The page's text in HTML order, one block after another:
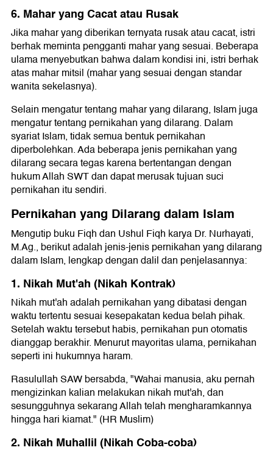
6. Mahar yang Cacat atau Rusak
Jika mahar yang diberikan ternyata rusak atau cacat, istri
berhak meminta pengganti mahar yang sesuai. Beberapa
ulama menyebutkan bahwa dalam kondisi ini, istri berhak
atas mahar mitsil (mahar yang sesuai dengan standar
wanita sekelasnya).
Selain mengatur tentang mahar yang dilarang, Islam juga
mengatur tentang pernikahan yang dilarang. Dalam
syariat Islam, tidak semua bentuk pernikahan
diperbolehkan. Ada beberapa jenis pernikahan yang
dilarang secara tegas karena bertentangan dengan
hukum Allah SWT dan dapat merusak tujuan suci
pernikahan itu sendiri.
Pernikahan yang Dilarang dalam Islam
Mengutip buku Fiqh dan Ushul Fiqh karya Dr. Nurhayati,
M.Ag., berikut adalah jenis-jenis pernikahan yang dilarang
dalam Islam, lengkap dengan dalil dan penjelasannya:
1. Nikah Mut'ah (Nikah Kontrak)
Nikah mut'ah adalah pernikahan yang dibatasi dengan
waktu tertentu sesuai kesepakatan kedua belah pihak.
Setelah waktu tersebut habis, pernikahan pun otomatis
dianggap berakhir. Menurut mayoritas ulama, pernikahan
seperti ini hukumnya haram.
Rasulullah SAW bersabda, "Wahai manusia, aku pernah
mengizinkan kalian melakukan nikah mut'ah, dan
sesungguhnya sekarang Allah telah mengharamkannya
hingga hari kiamat." (HR Muslim)
2. Nikah Muhallil (Nikah Coba-coba)